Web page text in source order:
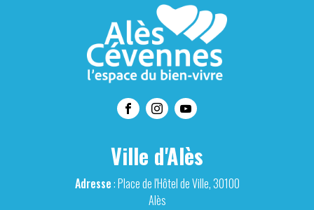
Ville d'Alès
Adresse: Place de l'Hôtel de Ville, 30100
Alès